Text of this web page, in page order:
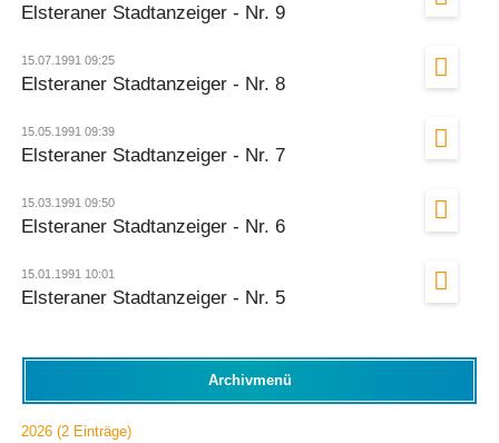
Elsteraner Stadtanzeiger - Nr. 9
15.07.1991 09:25
Elsteraner Stadtanzeiger - Nr. 8
15.05.1991 09:39
Elsteraner Stadtanzeiger - Nr. 7
15.03.1991 09:50
Elsteraner Stadtanzeiger - Nr. 6
15.01.1991 10:01
Elsteraner Stadtanzeiger - Nr. 5
Archivmenü
2026 (2 Einträge)